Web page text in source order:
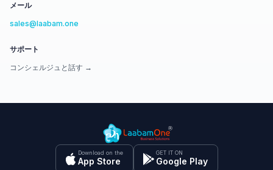
メール
sales@laabam.one
サポート
コンシェルジュと話す →
Download on the
App Store
GET IT ON
Google Play